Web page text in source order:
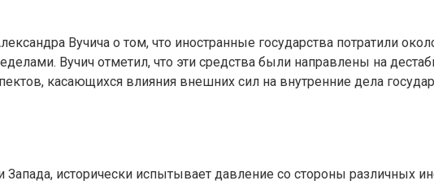
Вучича о том, что иностранные государства потратили
Вучич отметил, что эти средства были направлены на
касающихся влияния внешних сил на внутренние дела
Запада, исторически испытывает давление со стороны различных